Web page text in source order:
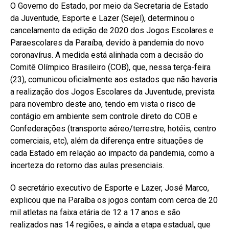
O Governo do Estado, por meio da Secretaria de Estado
da Juventude, Esporte e Lazer (Sejel), determinou o
cancelamento da edição de 2020 dos Jogos Escolares e
Paraescolares da Paraíba, devido à pandemia do novo
coronavírus. A medida está alinhada com a decisão do
Comitê Olímpico Brasileiro (COB), que, nessa terça-feira
(23), comunicou oficialmente aos estados que não haveria
a realização dos Jogos Escolares da Juventude, prevista
para novembro deste ano, tendo em vista o risco de
contágio em ambiente sem controle direto do COB e
Confederações (transporte aéreo/terrestre, hotéis, centro
comerciais, etc), além da diferença entre situações de
cada Estado em relação ao impacto da pandemia, como a
incerteza do retorno das aulas presenciais.
O secretário executivo de Esporte e Lazer, José Marco,
explicou que na Paraíba os jogos contam com cerca de 20
mil atletas na faixa etária de 12 a 17 anos e são
realizados nas 14 regiões, e ainda a etapa estadual, que